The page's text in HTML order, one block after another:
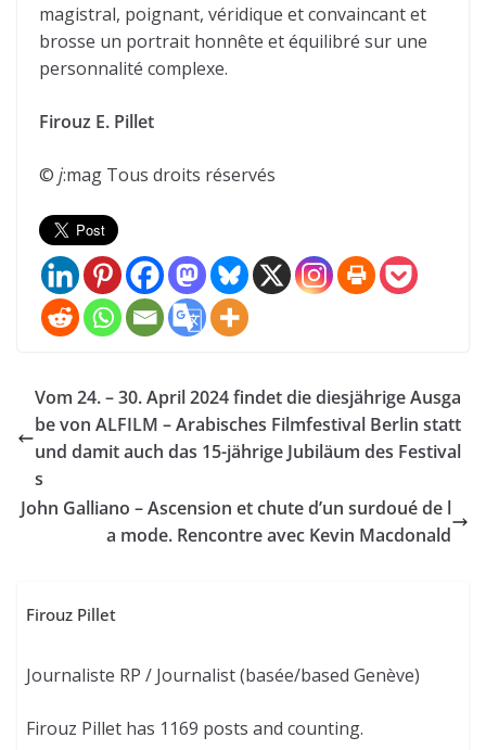
magistral, poignant, véridique et convaincant et
brosse un portrait honnête et équilibré sur une
personnalité complexe.
Firouz E. Pillet
© j:mag Tous droits réservés
Vom 24. – 30. April 2024 findet die diesjährige Ausga
be von ALFILM – Arabisches Filmfestival Berlin statt
und damit auch das 15-jährige Jubiläum des Festival
s
John Galliano – Ascension et chute d’un surdoué de l
a mode. Rencontre avec Kevin Macdonald
Firouz Pillet
Journaliste RP / Journalist (basée/based Genève)
Firouz Pillet has 1169 posts and counting.